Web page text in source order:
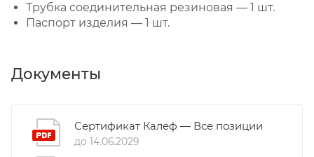
Трубка соединительная резиновая — 1 шт.
Паспорт изделия — 1 шт.
Документы
Сертификат Калеф — Все позиции
до 14.06.2029